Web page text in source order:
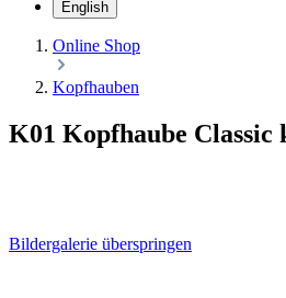
English
Online Shop
Kopfhauben
K01 Kopfhaube
Bildergalerie überspringen